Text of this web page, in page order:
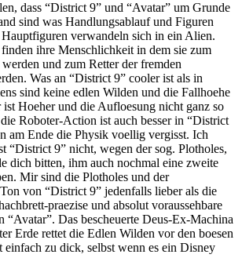
dass “District 9” und “Avatar” um Grunde
sind was Handlungsablauf und Figuren
verwandeln sich in ein Alien.
ihre Menschlichkeit in dem sie zum
und zum Retter der fremden
Was an “District 9” cooler ist als in
sind keine edlen Wilden und die Fallhoehe
Hoeher und die Aufloesung nicht ganz so
Roboter-Action ist auch besser in “District
am Ende die Physik voellig vergisst. Ich
“District 9” nicht, wegen der sog. Plotholes,
dich bitten, ihm auch nochmal eine zweite
Mir sind die Plotholes und der
von “District 9” jedenfalls lieber als die
praezise und absolut voraussehbare
“Avatar”. Das bescheuerte Deus-Ex-Machina
Erde rettet die Edlen Wilden vor den boesen
einfach zu dick, selbst wenn es ein Disney